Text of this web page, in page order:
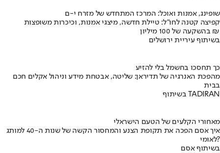
שופינג, אמנות ואוכל: המרכז המתחדש של מזרח י-ם
קפיצה קטנה לחו"ל: טיילת חדשה, מיצגי אמנות, וכיכרות משופצות
בהשקעה של 100 מיליון ₪
בשיתוף עיריית ירושלים
כך תחסכו בחשמל בלי להזיע
מהפכת האנרגיה של תדיראן: שליטה, אבטחת מידע וניהול אקלים חכם
בבית
בשיתוף TADIRAN
מאחורי הקלעים של הטעם הישראלי
איך אסם הפכה את תקופת הצנע והמחסור הקשה של שנות ה-40 למותג
לאומי?
בשיתוף אסם